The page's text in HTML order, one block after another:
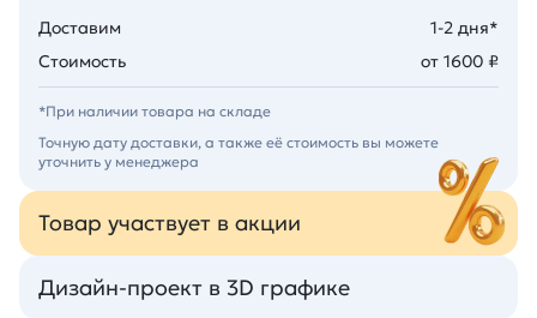
Доставим
1-2 дня*
Стоимость
от 1600 ₽
*При наличии товара на складе
Точную дату доставки, а также её стоимость вы можете
уточнить у менеджера
Товар участвует в акции
Дизайн-проект в 3D графике